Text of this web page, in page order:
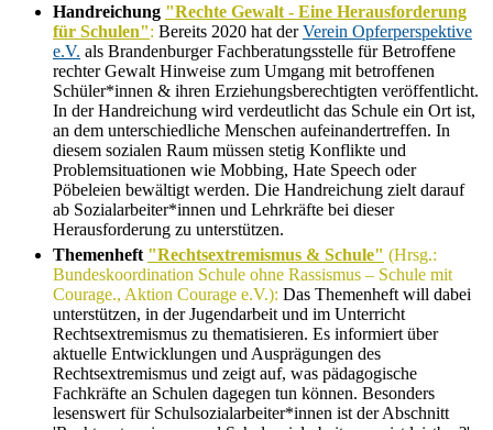
Handreichung "Rechte Gewalt - Eine Herausforderung
für Schulen": Bereits 2020 hat derVerein Opferperspektive
e.V. als Brandenburger Fachberatungsstelle für Betroffene
rechter Gewalt Hinweise zum Umgang mit betroffenen
Schüler*innen & ihren Erziehungsberechtigten veröffentlicht.
In der Handreichung wird verdeutlicht das Schule ein Ort ist,
an dem unterschiedliche Menschen aufeinandertreffen. In
diesem sozialen Raum müssen stetig Konflikte und
Problemsituationen wie Mobbing, Hate Speech oder
Pöbeleien bewältigt werden. Die Handreichung zielt darauf
ab Sozialarbeiter*innen und Lehrkräfte bei dieser
Herausforderung zu unterstützen.
Themenheft "Rechtsextremismus & Schule" (Hrsg.:
Bundeskoordination Schule ohne Rassismus – Schule mit
Courage., Aktion Courage e.V.): Das Themenheft will dabei
unterstützen, in der Jugendarbeit und im Unterricht
Rechtsextremismus zu thematisieren. Es informiert über
aktuelle Entwicklungen und Ausprägungen des
Rechtsextremismus und zeigt auf, was pädagogische
Fachkräfte an Schulen dagegen tun können. Besonders
lesenswert für Schulsozialarbeiter*innen ist der Abschnitt